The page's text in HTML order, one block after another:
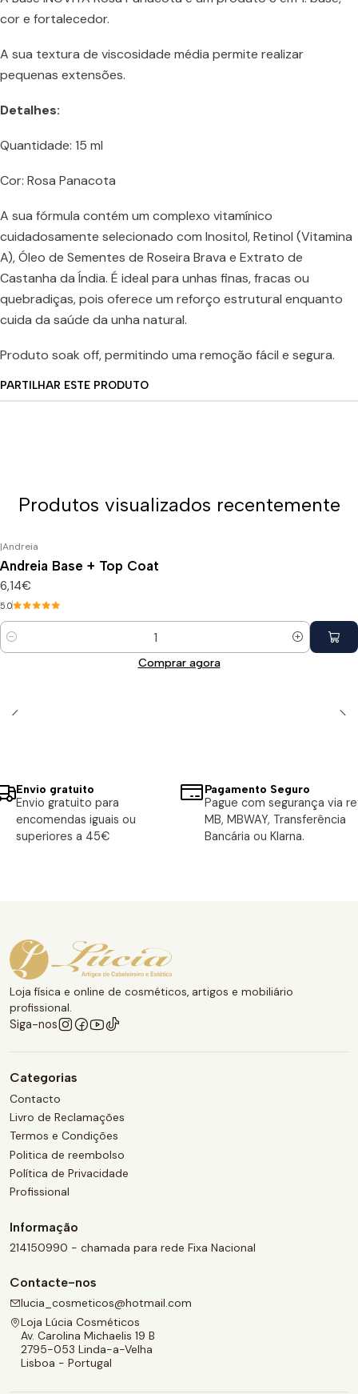
cor e fortalecedor.
A sua textura de viscosidade média permite realizar
pequenas extensões.
Detalhes:
Quantidade: 15 ml
Cor: Rosa Panacota
A sua fórmula contém um complexo vitamínico
cuidadosamente selecionado com Inositol, Retinol (Vitamina
A), Óleo de Sementes de Roseira Brava e Extrato de
Castanha da Índia. É ideal para unhas finas, fracas ou
quebradiças, pois oferece um reforço estrutural enquanto
cuida da saúde da unha natural.
Produto soak off, permitindo uma remoção fácil e segura.
PARTILHAR ESTE PRODUTO
Produtos visualizados recentemente
|Andreia
Andreia Base + Top Coat
6,14€
5.0
Quantidade
Comprar agora
Envio gratuito
Envio gratuito para
encomendas iguais ou
superiores a 45€
Pagamento Seguro
Pague com segurança via
MB, MBWAY, Transferência
Bancária ou Klarna.
Loja física e online de cosméticos, artigos e mobiliário
profissional.
Siga-nos
Categorias
Contacto
Livro de Reclamações
Termos e Condições
Politica de reembolso
Política de Privacidade
Profissional
Informação
214150990 - chamada para rede Fixa Nacional
Contacte-nos
lucia_cosmeticos@hotmail.com
Loja Lúcia Cosméticos
Av. Carolina Michaelis 19 B
2795-053 Linda-a-Velha
Lisboa - Portugal